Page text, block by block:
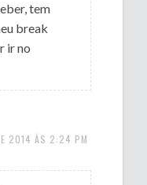
tem
break
ir no
2014 ÀS 2:24 PM